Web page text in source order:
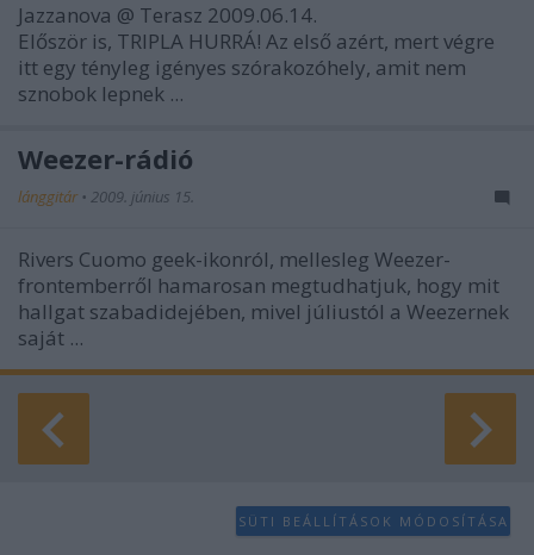
Jazzanova @ Terasz 2009.06.14.
Először is, TRIPLA HURRÁ! Az első azért, mert végre
itt egy tényleg igényes szórakozóhely, amit nem
sznobok lepnek ...
Weezer-rádió
lánggitár • 2009. június 15.
Rivers Cuomo geek-ikonról, mellesleg Weezer-
frontemberről hamarosan megtudhatjuk, hogy mit
hallgat szabadidejében, mivel júliustól a Weezernek
saját ...
SÜTI BEÁLLÍTÁSOK MÓDOSÍTÁSA